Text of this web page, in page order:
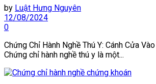
by Luật Hưng Nguyên
12/08/2024
0
Chứng Chỉ Hành Nghề Thú Y: Cánh Cửa
Chứng chỉ hành nghề thú y là một...